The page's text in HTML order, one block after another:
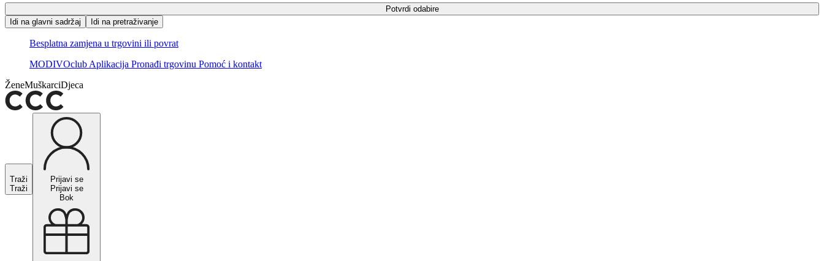
Potvrdi odabire
Idi na glavni sadržaj
Idi na pretraživanje
Besplatna zamjena u trgovini ili povrat
MODIVOclub Aplikacija Pronađi trgovinu Pomoć i kontakt
ŽeneMuškarciDjeca
Traži
Traži
Prijavi se
Prijavi se
Bok